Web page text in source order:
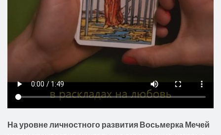
На уровне личностного развития Восьмерка Мечей